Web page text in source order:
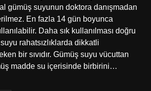
gümüş suyunun doktora danışmadan
En fazla 14 gün boyunca
Daha sık kullanılması doğru
rahatsızlıklarda dikkatli
bir sıvıdır. Gümüş suyu vücuttan
madde su içerisinde birbirini…